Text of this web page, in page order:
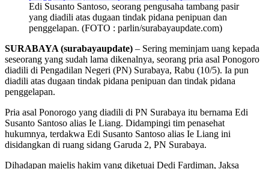
Edi Susanto Santoso, seorang pengusaha tambang pasir
yang diadili atas dugaan tindak pidana penipuan dan
penggelapan. (FOTO : parlin/surabayaupdate.com)
SURABAYA (surabayaupdate) – Sering meminjam uang kepada
seseorang yang sudah lama dikenalnya, seorang pria asal Ponogoro
diadili di Pengadilan Negeri (PN) Surabaya, Rabu (10/5). Ia pun
diadili atas dugaan tindak pidana penipuan dan tindak pidana
penggelapan.
Pria asal Ponorogo yang diadili di PN Surabaya itu bernama Edi
Susanto Santoso alias Ie Liang. Didampingi tim penasehat
hukumnya, terdakwa Edi Susanto Santoso alias Ie Liang ini
disidangkan di ruang sidang Garuda 2, PN Surabaya.
Dihadapan majelis hakim yang diketuai Dedi Fardiman, Jaksa